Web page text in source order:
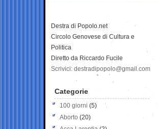
Destra di Popolo.net
Circolo Genovese di Cultura e
Politica
Diretto da Riccardo Fucile
Scrivici: destradipopolo@gmail.com
Categorie
100 giorni (5)
Aborto (20)